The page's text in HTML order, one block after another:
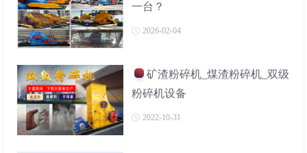
一台？
2026-02-04
矿渣粉碎机_煤渣粉碎机_双级
粉碎机设备
2022-10-31